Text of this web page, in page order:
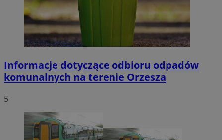
Informacje dotyczące odbioru odpadów
komunalnych na terenie Orzesza
5